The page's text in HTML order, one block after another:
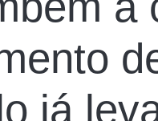
já